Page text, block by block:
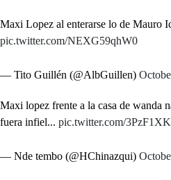
Maxi Lopez al enterarse lo de Mauro
pic.twitter.com/NEXG59qhW0
— Tito Guillén (@AlbGuillen)
Maxi lopez frente a la casa de wanda
fuera infiel... pic.twitter.com/
— Nde tembo (@HChinazqui)